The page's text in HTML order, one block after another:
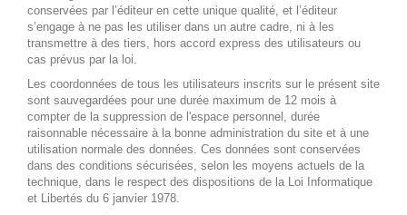
conservées par l’éditeur en cette unique qualité, et l’éditeur
s’engage à ne pas les utiliser dans un autre cadre, ni à les
transmettre à des tiers, hors accord express des utilisateurs ou
cas prévus par la loi.
Les coordonnées de tous les utilisateurs inscrits sur le présent site
sont sauvegardées pour une durée maximum de 12 mois à
compter de la suppression de l'espace personnel, durée
raisonnable nécessaire à la bonne administration du site et à une
utilisation normale des données. Ces données sont conservées
dans des conditions sécurisées, selon les moyens actuels de la
technique, dans le respect des dispositions de la Loi Informatique
et Libertés du 6 janvier 1978.